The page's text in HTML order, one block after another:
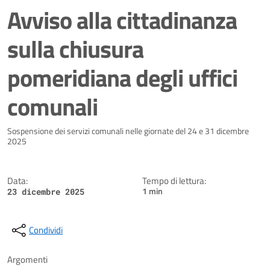
Avviso alla cittadinanza
sulla chiusura
pomeridiana degli uffici
comunali
Dettagli della notizia
Sospensione dei servizi comunali nelle giornate del 24 e 31 dicembre
2025
Data:
23 dicembre 2025
Tempo di lettura:
1 min
Condividi
Argomenti